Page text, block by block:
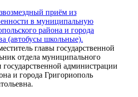
приём из
в муниципальную
района и города
(автобусы школьные).
главы государственной
отдела муниципального
администрации
и города Григориополь